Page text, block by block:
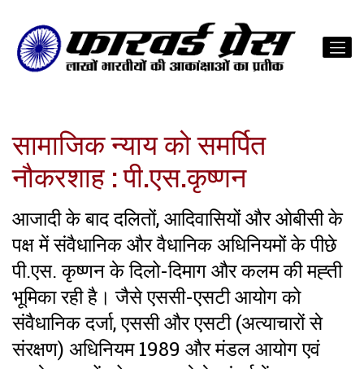
सामाजिक न्याय को समर्पित
नौकरशाह : पी.एस.कृष्णन
आजादी के बाद दलितों, आदिवासियों और ओबीसी के
पक्ष में संवैधानिक और वैधानिक अधिनियमों के पीछे
पी.एस. कृष्णन के दिलो-दिमाग और कलम की मह्ती
भूमिका रही है। जैसे एससी-एसटी आयोग को
संवैधानिक दर्जा, एससी और एसटी (अत्याचारों से
संरक्षण) अधिनियम 1989 और मंडल आयोग एवं